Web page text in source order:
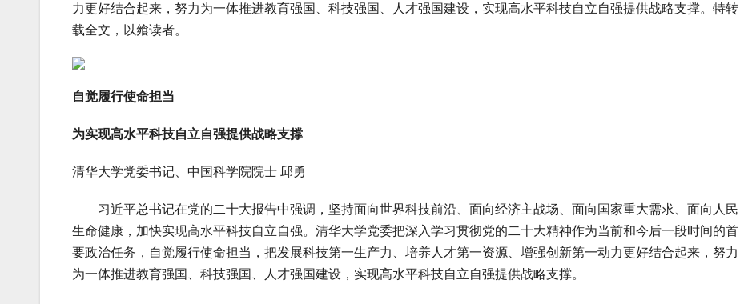
力更好结合起来，努力为一体推进教育强国、科技强国、人才强国建设，实现高水平科技自立自强提供战略支撑。特转
载全文，以飨读者。
自觉履行使命担当
为实现高水平科技自立自强提供战略支撑
清华大学党委书记、中国科学院院士 邱勇
习近平总书记在党的二十大报告中强调，坚持面向世界科技前沿、面向经济主战场、面向国家重大需求、面向人民
生命健康，加快实现高水平科技自立自强。清华大学党委把深入学习贯彻党的二十大精神作为当前和今后一段时间的首
要政治任务，自觉履行使命担当，把发展科技第一生产力、培养人才第一资源、增强创新第一动力更好结合起来，努力
为一体推进教育强国、科技强国、人才强国建设，实现高水平科技自立自强提供战略支撑。